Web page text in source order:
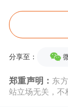
一步飙升
沙特阿美
如果霍尔
全球石油
分享至：
郑重声明： 东
站立场无关，不